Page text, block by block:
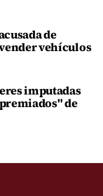
de
vehículos
imputadas
de